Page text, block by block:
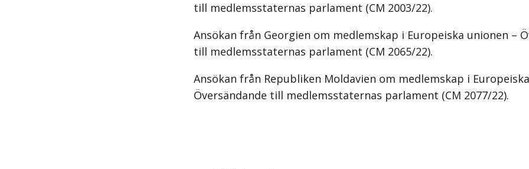
till medlemsstaternas parlament (CM 2003/22).
Ansökan från Georgien om medlemskap i Europeiska unionen –
till medlemsstaternas parlament (CM 2065/22).
Ansökan från Republiken Moldavien om medlemskap i
Översändande till medlemsstaternas parlament (CM 2077/22).